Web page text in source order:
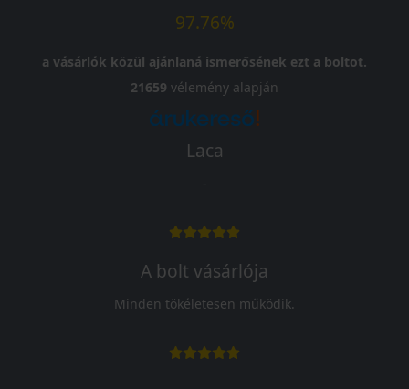
97.76%
a vásárlók közül ajánlaná ismerősének ezt a boltot.
21659 vélemény alapján
Laca
-
A bolt vásárlója
Minden tökéletesen működik.